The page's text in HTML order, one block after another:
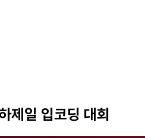
제일 입코딩 대회